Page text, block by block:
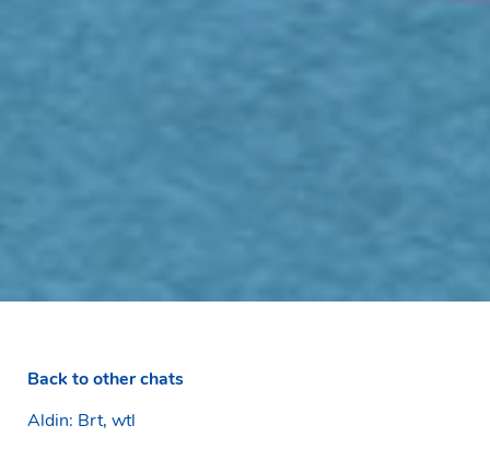
Back to other chats
Aldin: Brt, wtl